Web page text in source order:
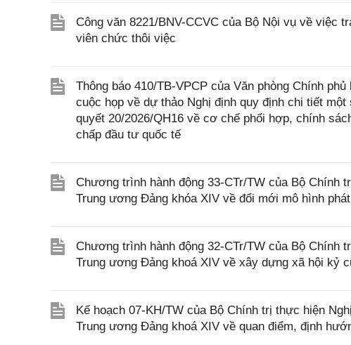
Công văn 8221/BNV-CCVC của Bộ Nội vụ về việc
viên chức thôi việc
Thông báo 410/TB-VPCP của Văn phòng Chính
cuộc họp về dự thảo Nghị định quy định chi tiết
quyết 20/2026/QH16 về cơ chế phối hợp, chính
chấp đầu tư quốc tế
Chương trình hành động 33-CTr/TW của Bộ Chính
Trung ương Đảng khóa XIV về đổi mới mô hình
Chương trình hành động 32-CTr/TW của Bộ Chính
Trung ương Đảng khoá XIV về xây dựng xã hội kỷ
Kế hoạch 07-KH/TW của Bộ Chính trị thực hiện
Trung ương Đảng khoá XIV về quan điểm, định